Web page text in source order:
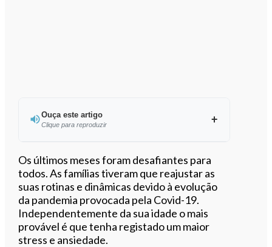
Ouça este artigo
Clique para reproduzir
Ouvir este artigo
Os últimos meses foram desafiantes para
todos. As famílias tiveram que reajustar as
suas rotinas e dinâmicas devido à evolução
da pandemia provocada pela Covid-19.
Independentemente da sua idade o mais
provável é que tenha registado um maior
stress e ansiedade.